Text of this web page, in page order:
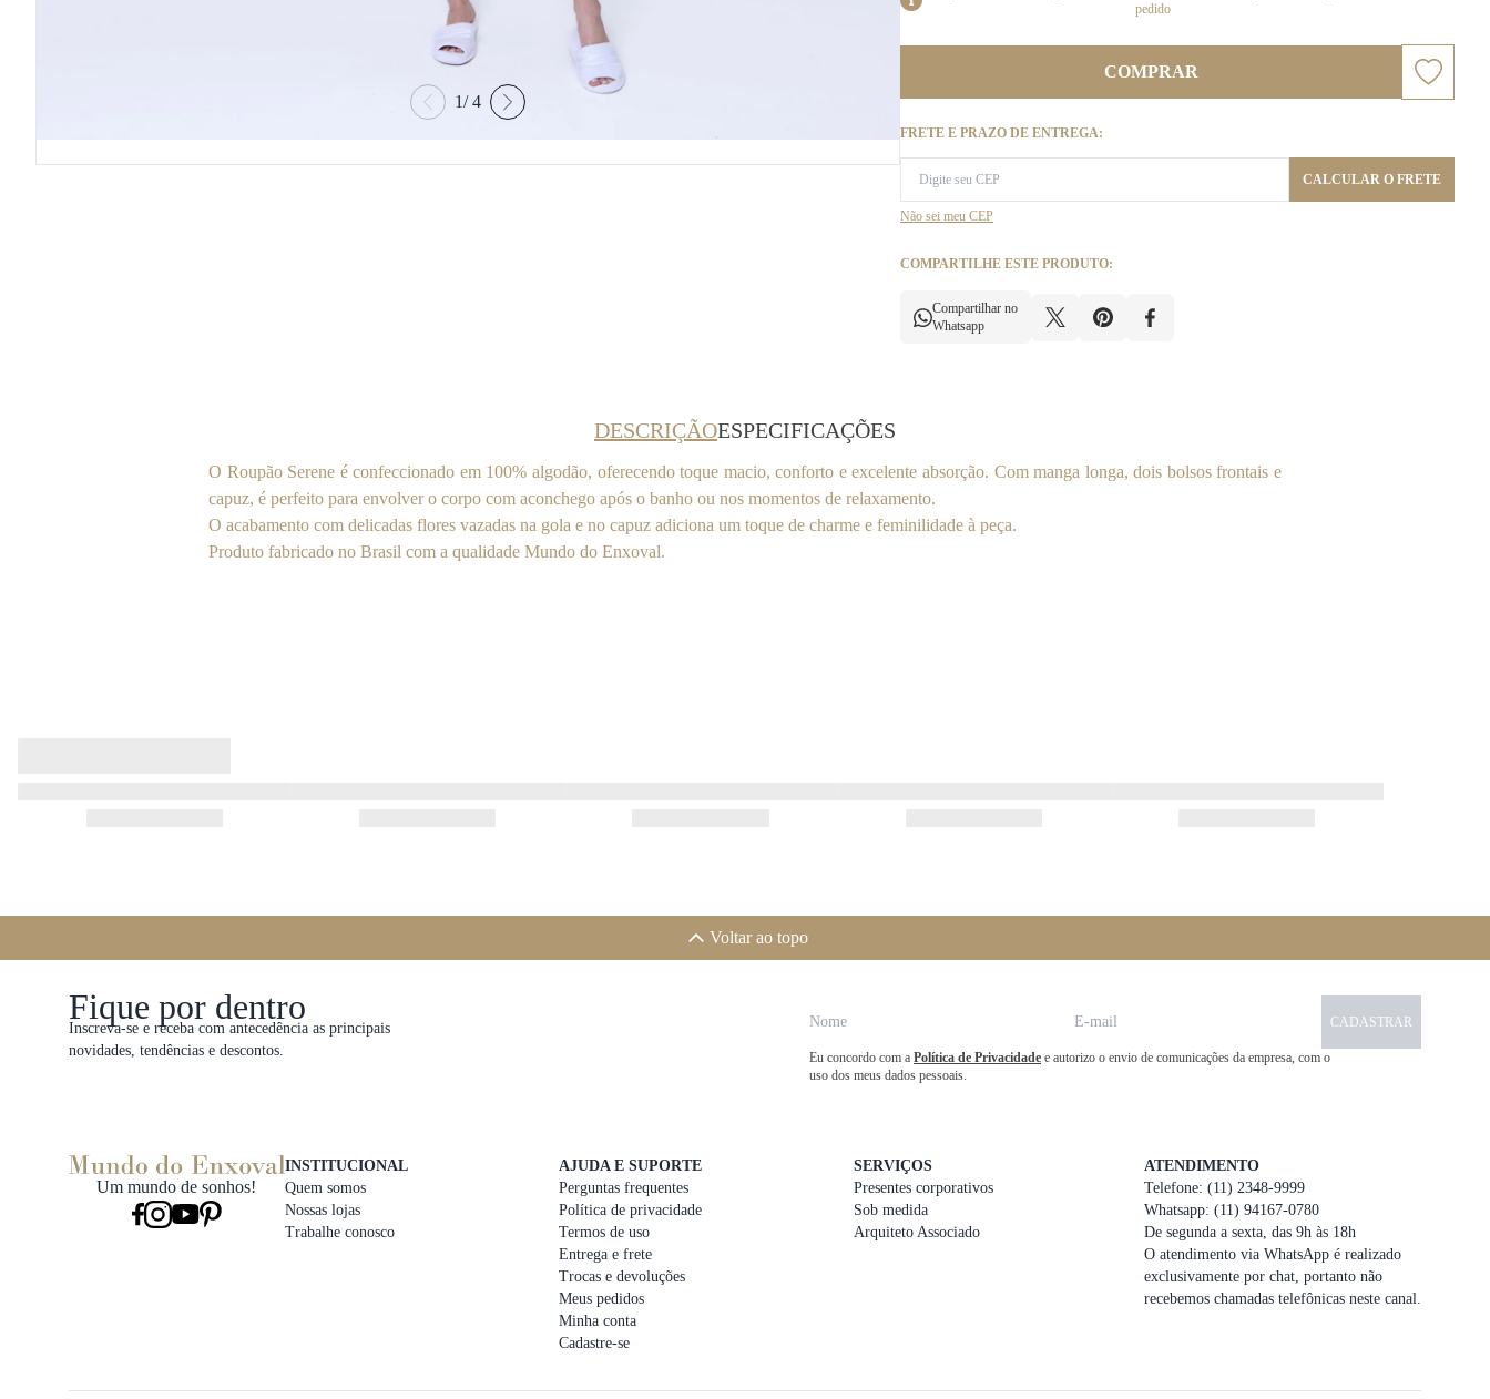
1/4
pedido
COMPRAR
FRETE E PRAZO DE ENTREGA:
CALCULAR O FRETE
Não sei meu CEP
COMPARTILHE ESTE PRODUTO:
Compartilhar no
Whatsapp
DESCRIÇÃOESPECIFICAÇÕES
O Roupão Serene é confeccionado em 100% algodão, oferecendo toque macio, conforto e excelente absorção. Com manga longa, dois bolsos frontais e
capuz, é perfeito para envolver o corpo com aconchego após o banho ou nos momentos de relaxamento.
O acabamento com delicadas flores vazadas na gola e no capuz adiciona um toque de charme e feminilidade à peça.
Produto fabricado no Brasil com a qualidade Mundo do Enxoval.
Voltar ao topo
Fique por dentro
Inscreva-se e receba com antecedência as principais
novidades, tendências e descontos.
CADASTRAR
Eu concordo com a Política de Privacidade e autorizo o envio de comunicações da empresa, com o
uso dos meus dados pessoais.
Um mundo de sonhos!
INSTITUCIONAL
Quem somos
Nossas lojas
Trabalhe conosco
AJUDA E SUPORTE
Perguntas frequentes
Política de privacidade
Termos de uso
Entrega e frete
Trocas e devoluções
Meus pedidos
Minha conta
Cadastre-se
SERVIÇOS
Presentes corporativos
Sob medida
Arquiteto Associado
ATENDIMENTO
Telefone: (11) 2348-9999
Whatsapp: (11) 94167-0780
De segunda a sexta, das 9h às 18h
O atendimento via WhatsApp é realizado
exclusivamente por chat, portanto não
recebemos chamadas telefônicas neste canal.